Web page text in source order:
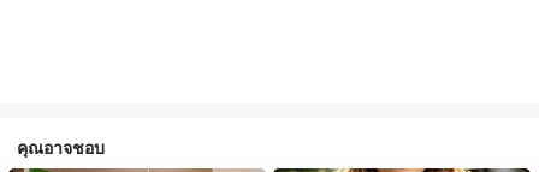
คุณอาจชอบ